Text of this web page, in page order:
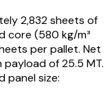
2,832 sheets of
core (580 kg/m³
per pallet. Net
payload of 25.5 MT.
panel size: